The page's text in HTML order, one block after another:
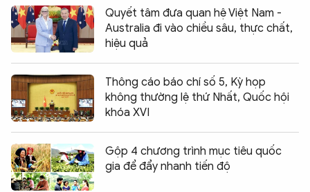
Quyết tâm đưa quan hệ Việt Nam -
Australia đi vào chiều sâu, thực chất,
hiệu quả
Thông cáo báo chí số 5, Kỳ họp
không thường lệ thứ Nhất, Quốc hội
khóa XVI
Gộp 4 chương trình mục tiêu quốc
gia để đẩy nhanh tiến độ